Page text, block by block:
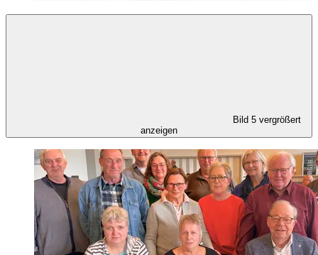
Bild 5 vergrößert
anzeigen